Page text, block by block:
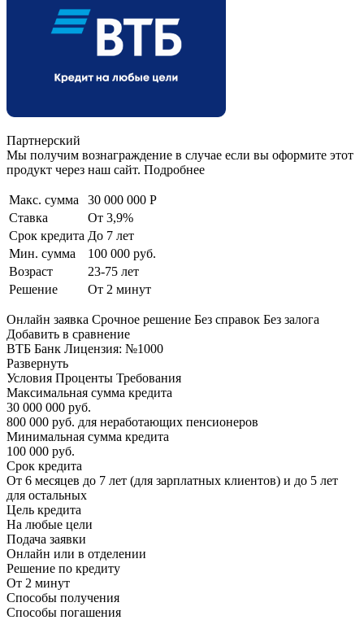
Партнерский
Мы получим вознаграждение в случае если вы оформите этот
продукт через наш сайт. Подробнее
Макс. сумма
30 000 000 Р
Ставка
От 3,9%
Срок кредита До 7 лет
Мин. сумма
100 000 руб.
Возраст
23-75 лет
Решение
От 2 минут
Онлайн заявка Срочное решение Без справок Без залога
Добавить в сравнение
ВТБ Банк Лицензия: №1000
Развернуть
Условия Проценты Требования
Максимальная сумма кредита
30 000 000 руб.
800 000 руб. для неработающих пенсионеров
Минимальная сумма кредита
100 000 руб.
Срок кредита
От 6 месяцев до 7 лет (для зарплатных клиентов) и до 5 лет
для остальных
Цель кредита
На любые цели
Подача заявки
Онлайн или в отделении
Решение по кредиту
От 2 минут
Способы получения
Способы погашения